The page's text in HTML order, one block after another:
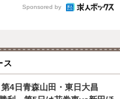
Sponsored by
ス
第4日青森山田・東日大昌